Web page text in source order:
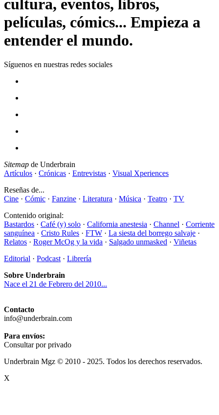
cultura, eventos, libros,
películas, cómics... Empieza a
entender el mundo.
Síguenos en nuestras redes sociales
Sitemap de Underbrain
Artículos · Crónicas · Entrevistas · Visual Xperiences
Reseñas de...
Cine · Cómic · Fanzine · Literatura · Música · Teatro · TV
Contenido original:
Bastardos · Café (y) solo · California anestesia · Channel · Corriente
sanguínea · Cristo Rules · FTW · La siesta del borrego salvaje ·
Relatos · Roger McOg y la vida · Salgado unmasked · Viñetas
Editorial · Podcast · Librería
Sobre Underbrain
Nace el 21 de Febrero del 2010...
Contacto
info@underbrain.com
Para envíos:
Consultar por privado
Underbrain Mgz © 2010 - 2025. Todos los derechos reservados.
X